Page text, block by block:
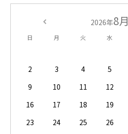
2026年8月
日 月 火 水
2
3 4 5
9
10 11 12
16
17 18 19
23
24 25 26